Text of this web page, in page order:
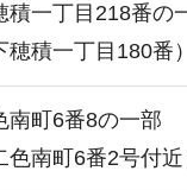
積一丁目218番の
穂積一丁目180番）
南町6番8の一部
色南町6番2号付近